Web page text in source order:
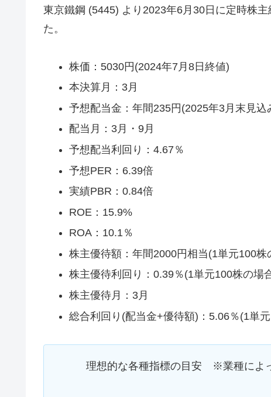
東京鐵鋼 (5445) より2023年6月30日に定時株
た。
株価：5030円(2024年7月8日終値)
本決算月：3月
予想配当金：年間235円(2025年3月末見込
配当月：3月・9月
予想配当利回り：4.67％
予想PER：6.39倍
実績PBR：0.84倍
ROE：15.9%
ROA：10.1％
株主優待額：年間2000円相当(1単元100株
株主優待利回り：0.39％(1単元100株の場
株主優待月：3月
総合利回り(配当金+優待額)：5.06％(1単
理想的な各種指標の目安 ※業種によ